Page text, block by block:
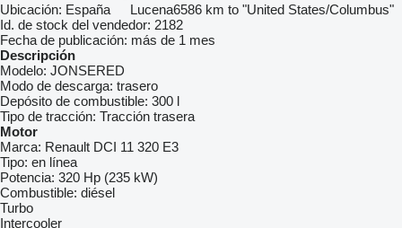
Ubicación: España Lucena6586 km to "United States/Columbus"
Id. de stock del vendedor: 2182
Fecha de publicación: más de 1 mes
Descripción
Modelo: JONSERED
Modo de descarga: trasero
Depósito de combustible: 300 l
Tipo de tracción: Tracción trasera
Motor
Marca: Renault DCI 11 320 E3
Tipo: en línea
Potencia: 320 Hp (235 kW)
Combustible: diésel
Turbo
Intercooler